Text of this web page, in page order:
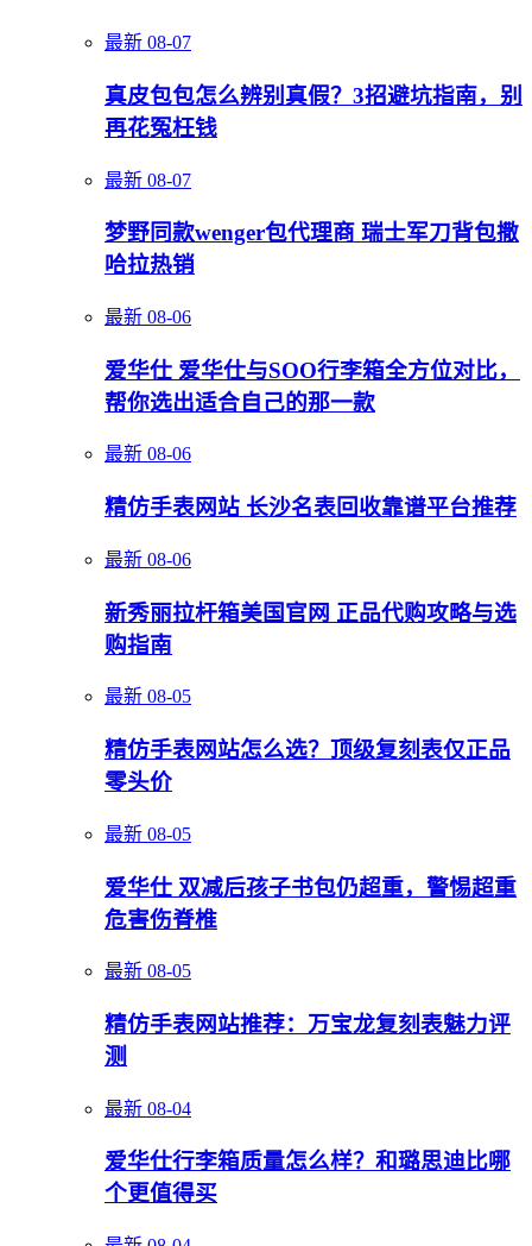
最新 08-07
真皮包包怎么辨别真假？3招避坑指南，别
再花冤枉钱
最新 08-07
梦野同款wenger包代理商 瑞士军刀背包撒
哈拉热销
最新 08-06
爱华仕 爱华仕与SOO行李箱全方位对比，
帮你选出适合自己的那一款
最新 08-06
精仿手表网站 长沙名表回收靠谱平台推荐
最新 08-06
新秀丽拉杆箱美国官网 正品代购攻略与选
购指南
最新 08-05
精仿手表网站怎么选？顶级复刻表仅正品
零头价
最新 08-05
爱华仕 双减后孩子书包仍超重，警惕超重
危害伤脊椎
最新 08-05
精仿手表网站推荐：万宝龙复刻表魅力评
测
最新 08-04
爱华仕行李箱质量怎么样？和璐思迪比哪
个更值得买